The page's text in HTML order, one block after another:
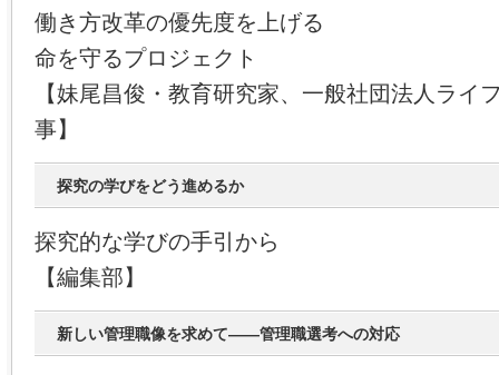
働き方改革の優先度を上げる
命を守るプロジェクト
【妹尾昌俊・教育研究家、一般社団法人ライ
事】
探究の学びをどう進めるか
探究的な学びの手引から
【編集部】
新しい管理職像を求めて――管理職選考への対応